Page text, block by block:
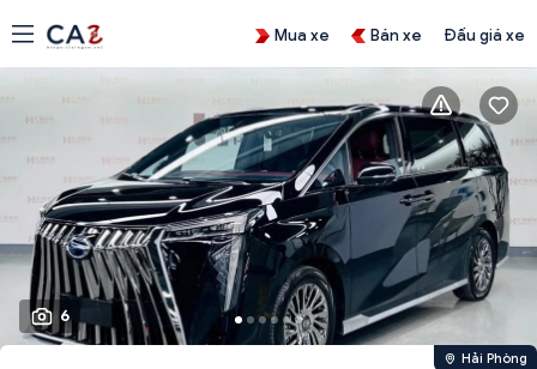
Mua xe Bán xe Đấu giá xe
6
Hải Phòng